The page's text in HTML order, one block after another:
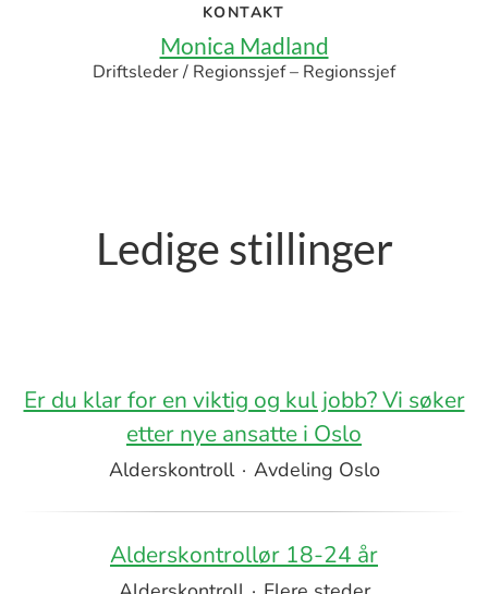
KONTAKT
Monica Madland
Driftsleder / Regionssjef – Regionssjef
Ledige stillinger
Er du klar for en viktig og kul jobb? Vi søker
etter nye ansatte i Oslo
Alderskontroll · Avdeling Oslo
Alderskontrollør 18-24 år